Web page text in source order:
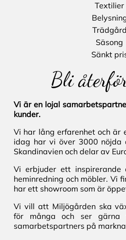
Textilier
Trädgård
Säsong
Sänkt
Bli
Vi är en lojal
kunder.
Vi har lång erfarenhet och är
idag har vi över 3000 nöjda
Skandinavien och delar av
Vi erbjuder ett
heminredning och möbler. Vi
har ett showroom som är
Vi vill att Miljögården ska
för många och ser gärna
samarbetspartners på